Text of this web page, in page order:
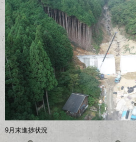
9月末進捗状況